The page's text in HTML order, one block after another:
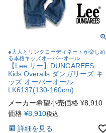
●大人とリンクコーディネートが楽しめ
る本格キッズオーバーオール
【Lee リー】DUNGAREES
Kids Overalls ダンガリーズ キ
ッズ オーバーオール
LK6137(130-160cm)
メーカー希望小売価格 ¥8,910
価格 ¥8,910税込
詳細を見る